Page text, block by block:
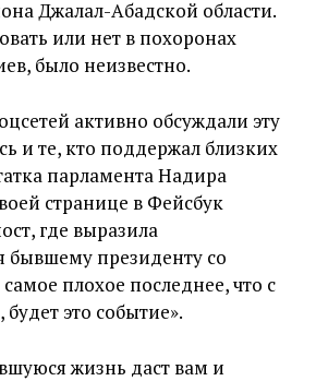
Джалал-Абадской области.
или нет в похоронах
было неизвестно.
активно обсуждали эту
и те, кто поддержал близких
парламента Надира
странице в Фейсбук
где выразила
бывшему президенту со
плохое последнее, что с
это событие».
жизнь даст вам и